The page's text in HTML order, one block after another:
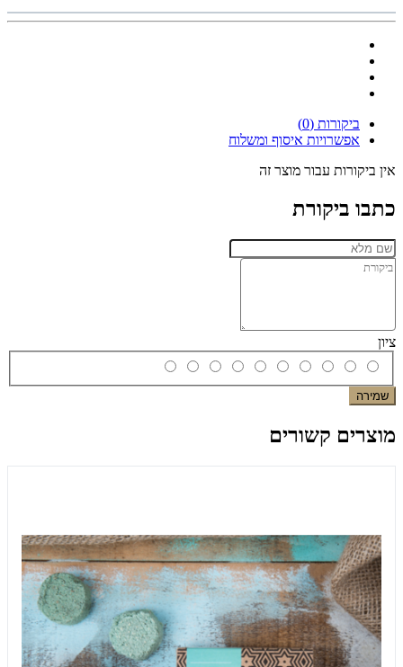
ביקורות (0)
אפשרויות איסוף ומשלוח
אין ביקורות עבור מוצר זה
כתבו ביקורת
ציון
שמירה
מוצרים קשורים